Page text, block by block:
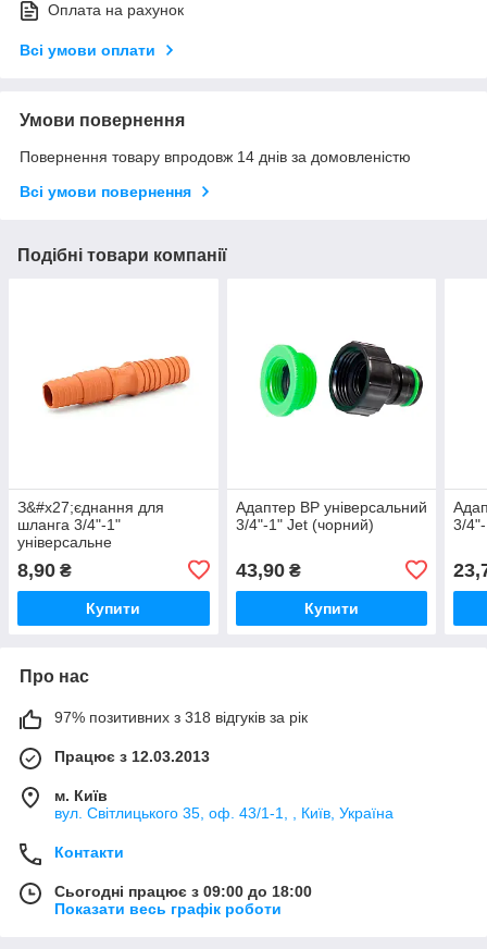
Оплата на рахунок
Всі умови оплати
Умови повернення
Повернення товару впродовж 14 днів за домовленістю
Всі умови повернення
Подібні товари компанії
З&#x27;єднання для
шланга 3/4"-1"
універсальне
8,90 ₴
Купити
Адаптер ВР універсальний
3/4"-1" Jet (чорний)
43,90₴
Купити
3/
Про нас
97% позитивних з 318 відгуків за рік
Працює з 12.03.2013
м. Київ
вул. Світлицького 35, оф. 43/1-1, , Київ, Україна
Контакти
Сьогодні працює з 09:00 до 18:00
Показати весь графік роботи